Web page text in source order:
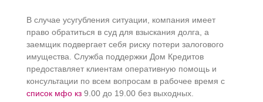
В случае усугубления ситуации, компания имеет
право обратиться в суд для взыскания долга, а
заемщик подвергает себя риску потери залогового
имущества. Служба поддержки Дом Кредитов
предоставляет клиентам оперативную помощь и
консультации по всем вопросам в рабочее время с
список мфо кз 9.00 до 19.00 без выходных.